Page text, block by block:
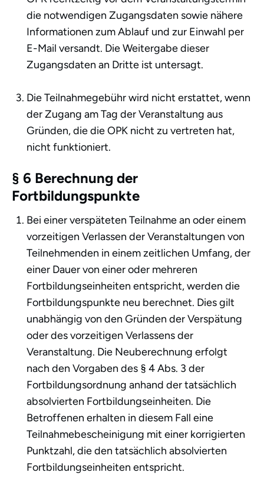
die notwendigen Zugangsdaten sowie nähere
Informationen zum Ablauf und zur Einwahl per
E-Mail versandt. Die Weitergabe dieser
Zugangsdaten an Dritte ist untersagt.
Die Teilnahmegebühr wird nicht erstattet, wenn
der Zugang am Tag der Veranstaltung aus
Gründen, die die OPK nicht zu vertreten hat,
nicht funktioniert.
§ 6 Berechnung der
Fortbildungspunkte
Bei einer verspäteten Teilnahme an oder einem
vorzeitigen Verlassen der Veranstaltungen von
Teilnehmenden in einem zeitlichen Umfang, der
einer Dauer von einer oder mehreren
Fortbildungseinheiten entspricht, werden die
Fortbildungspunkte neu berechnet. Dies gilt
unabhängig von den Gründen der Verspätung
oder des vorzeitigen Verlassens der
Veranstaltung. Die Neuberechnung erfolgt
nach den Vorgaben des § 4 Abs. 3 der
Fortbildungsordnung anhand der tatsächlich
absolvierten Fortbildungseinheiten. Die
Betroffenen erhalten in diesem Fall eine
Teilnahmebescheinigung mit einer korrigierten
Punktzahl, die den tatsächlich absolvierten
Fortbildungseinheiten entspricht.